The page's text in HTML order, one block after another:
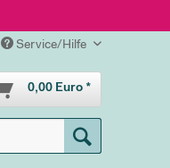
Service/Hilfe
0,00 Euro *